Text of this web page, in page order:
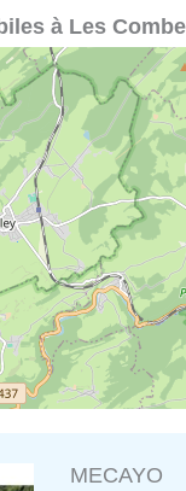
à Les
MECAYO